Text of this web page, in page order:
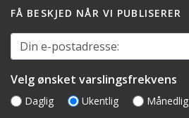
FÅ BESKJED NÅR VI PUBLISERER
Din e-postadresse:
Velg ønsket varslingsfrekvens
Daglig Ukentlig Månedlig